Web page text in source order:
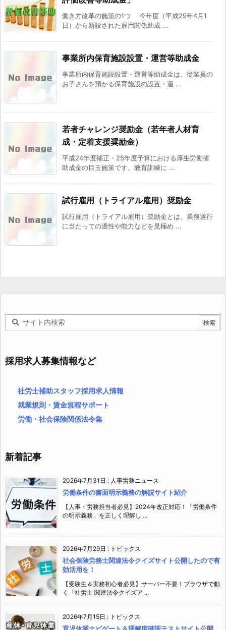
働き方改革の施策の1つ 今年度（平成29年4月1
日）から新設された雇用関係助成 ...
事業所内保育施設設置・運営等助成金
事業所内保育施設設置・運営等助成金は、従業員の
お子さんを預かる保育施設の設置・運 ...
若者チャレンジ奨励金（若年者人材育
成・定着支援奨励金）
平成24年度補正・25年度予算における厚生労働省
助成金の目玉施策です。教育訓練に ...
試行雇用（トライアル雇用）奨励金
試行雇用（トライアル雇用）奨励金とは、業務遂行
に当たっての適性や能力などを見極め ...
採用求人募集情報など
社労士補助スタッフ採用求人情報
就業規則・賃金規程サポート
労働・社会保険関係法令集
新着記事
2026年7月31日 : 人事労務ニュース
労働条件の書面明示義務の解説サイト紹介
【人事・労務担当者必見】2024年改正対応！「労働条件
の明示義務」を正しく理解し ...
2026年7月29日 : トピックス
社会保険労務士関連法令クイズサイト公開したので有
効活用を！
【受験生＆実務初心者必見】サーバー不要！ブラウザで動
く「社労士 関連法令クイズア ...
2026年7月15日 : トピックス